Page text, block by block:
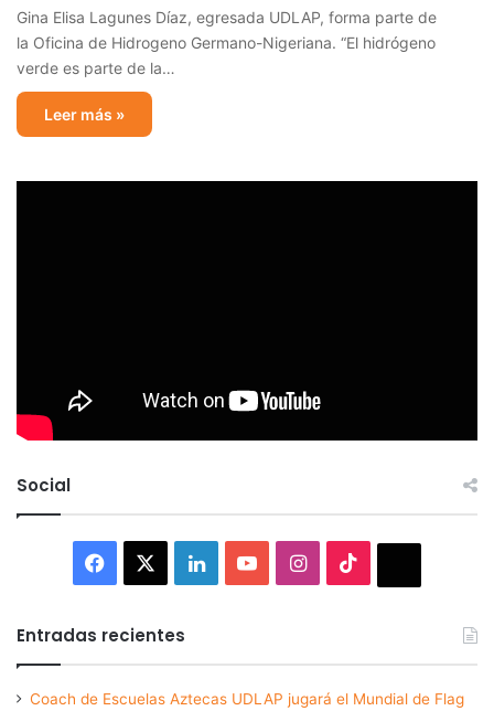
Gina Elisa Lagunes Díaz, egresada UDLAP, forma parte de
la Oficina de Hidrogeno Germano-Nigeriana. “El hidrógeno
verde es parte de la…
Leer más »
Social
Facebook LinkedInYouTubeInstagram
Entradas recientes
Coach de Escuelas Aztecas UDLAP jugará el Mundial de Flag